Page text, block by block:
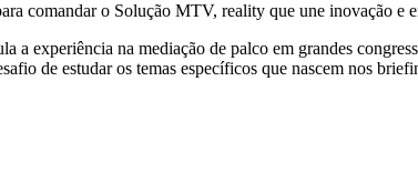
comandar o Solução MTV, reality que une inovação e
a experiência na mediação de palco em grandes
de estudar os temas específicos que nascem nos